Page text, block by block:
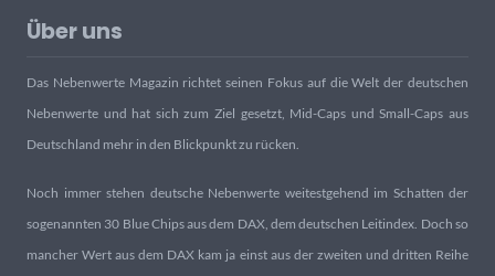
Über uns
Das Nebenwerte Magazin richtet seinen Fokus auf die Welt der deutschen
Nebenwerte und hat sich zum Ziel gesetzt, Mid-Caps und Small-Caps aus
Deutschland mehr in den Blickpunkt zu rücken.
Noch immer stehen deutsche Nebenwerte weitestgehend im Schatten der
sogenannten 30 Blue Chips aus dem DAX, dem deutschen Leitindex. Doch so
mancher Wert aus dem DAX kam ja einst aus der zweiten und dritten Reihe